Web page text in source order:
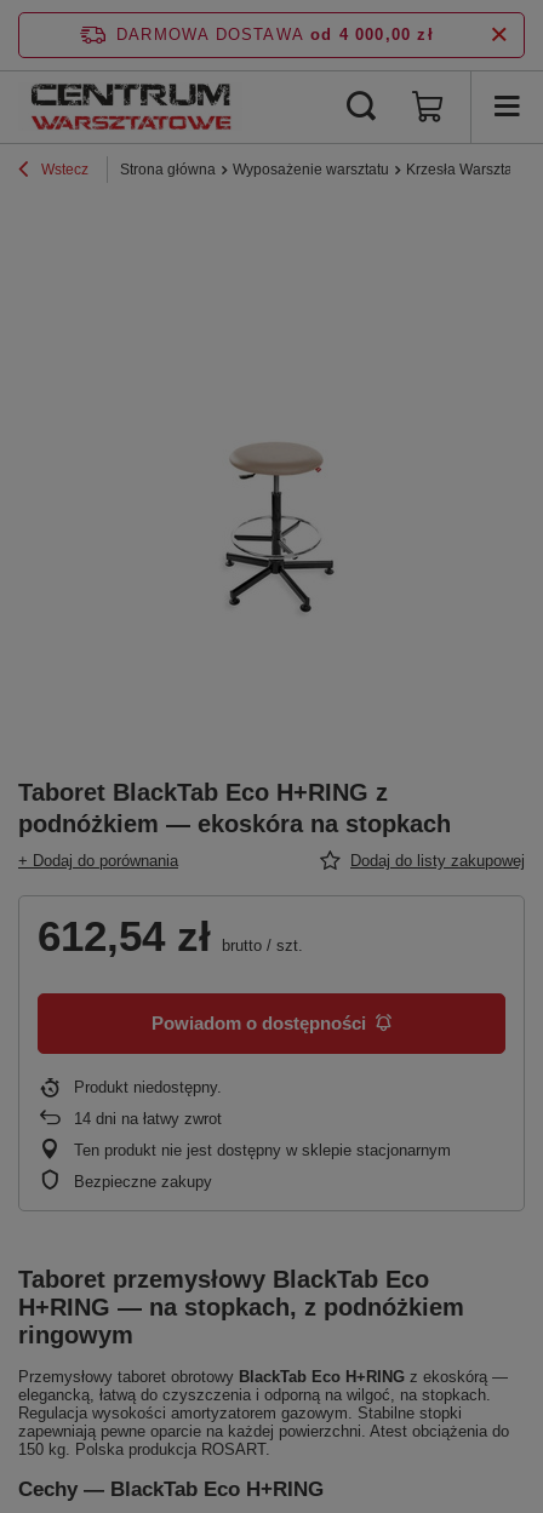
DARMOWA DOSTAWA od 4 000,00 zł
Wstecz Strona główna Wyposażenie warsztatu Krzesła Warsztatowe
Taboret BlackTab Eco H+RING z
podnóżkiem — ekoskóra na stopkach
+ Dodaj do porównania Dodaj do listy zakupowej
612,54 zł brutto / szt.
Powiadom o dostępności
Produkt niedostępny
14 dni na łatwy zwrot
Ten produkt nie jest dostępny w sklepie stacjonarnym
Bezpieczne zakupy
Taboret przemysłowy BlackTab Eco
H+RING — na stopkach, z podnóżkiem
ringowym
Przemysłowy taboret obrotowy BlackTab Eco H+RING z ekoskórą —
elegancką, łatwą do czyszczenia i odporną na wilgoć, na stopkach.
Regulacja wysokości amortyzatorem gazowym. Stabilne stopki
zapewniają pewne oparcie na każdej powierzchni. Atest obciążenia do
150 kg. Polska produkcja ROSART.
Cechy — BlackTab Eco H+RING